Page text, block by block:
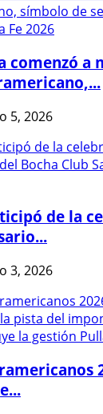
comenzó a
5, 2026
de la
3, 2026